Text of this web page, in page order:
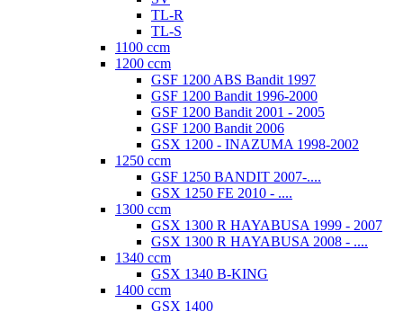
TL-R
TL-S
1100 ccm
1200 ccm
GSF 1200 ABS Bandit 1997
GSF 1200 Bandit 1996-2000
GSF 1200 Bandit 2001 - 2005
GSF 1200 Bandit 2006
GSX 1200 - INAZUMA 1998-2002
1250 ccm
GSF 1250 BANDIT 2007-....
GSX 1250 FE 2010 - ....
1300 ccm
GSX 1300 R HAYABUSA 1999 - 2007
GSX 1300 R HAYABUSA 2008 - ....
1340 ccm
GSX 1340 B-KING
1400 ccm
GSX 1400